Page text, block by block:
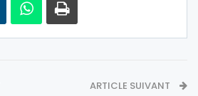
ARTICLE SUIVANT